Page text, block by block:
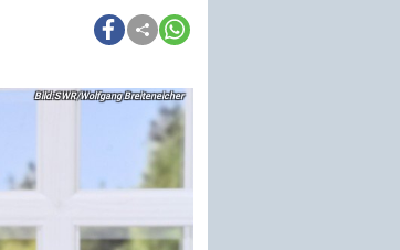
SWR/Wolfgang Breiteneicher